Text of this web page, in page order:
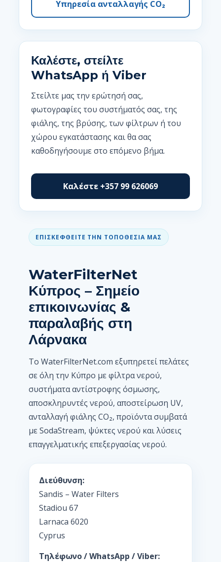
Υπηρεσία ανταλλαγής CO₂
Καλέστε, στείλτε
WhatsApp ή Viber
Στείλτε μας την ερώτησή σας,
φωτογραφίες του συστήματός σας, της
φιάλης, της βρύσης, των φίλτρων ή του
χώρου εγκατάστασης και θα σας
καθοδηγήσουμε στο επόμενο βήμα.
Καλέστε +357 99 626069
ΕΠΙΣΚΕΦΘΕΊΤΕ ΤΗΝ ΤΟΠΟΘΕΣΊΑ ΜΑΣ
WaterFilterNet
Κύπρος – Σημείο
επικοινωνίας &
παραλαβής στη
Λάρνακα
Το WaterFilterNet.com εξυπηρετεί πελάτες
σε όλη την Κύπρο με φίλτρα νερού,
συστήματα αντίστροφης όσμωσης,
αποσκληρυντές νερού, αποστείρωση UV,
ανταλλαγή φιάλης CO₂, προϊόντα συμβατά
με SodaStream, ψύκτες νερού και λύσεις
επαγγελματικής επεξεργασίας νερού.
Διεύθυνση:
Sandis – Water Filters
Stadiou 67
Larnaca 6020
Cyprus
Τηλέφωνο / WhatsApp / Viber: